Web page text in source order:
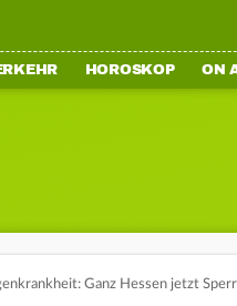
HOROSKOP ON
Ganz Hessen jetzt